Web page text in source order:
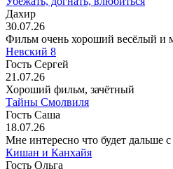
Дахир
30.07.26
Фильм очень хороший весёлый и
Невский 8
Гость Сергей
21.07.26
Хороший фильм, зачётный
Тайны Смолвиля
Гость Саша
18.07.26
Мне интересно что будет дальше
Кишан и Канхайя
Гость Ольга